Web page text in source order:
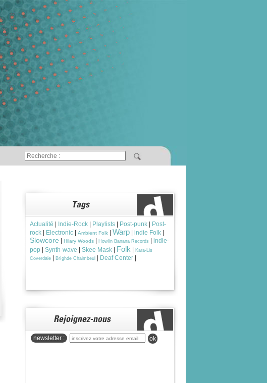
Actualité Indie-Rock Playlists Post-punk
Post-
rock
Electronic Ambient Folk Warp indie Folk
Slowcore Hilary Woods Howlin Banana Records
indie-
pop
Synth-wave Skee Mask Folk
Kara-Lis
Coverdale
Brìghde Chaimbeul Deaf Center
newsletter : ok